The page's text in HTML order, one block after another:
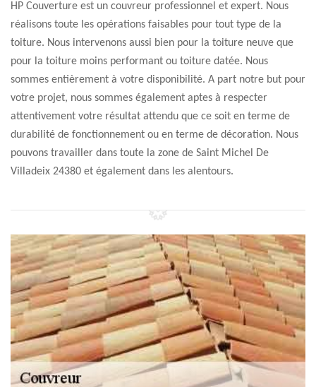
HP Couverture est un couvreur professionnel et expert. Nous
réalisons toute les opérations faisables pour tout type de la
toiture. Nous intervenons aussi bien pour la toiture neuve que
pour la toiture moins performant ou toiture datée. Nous
sommes entièrement à votre disponibilité. A part notre but pour
votre projet, nous sommes également aptes à respecter
attentivement votre résultat attendu que ce soit en terme de
durabilité de fonctionnement ou en terme de décoration. Nous
pouvons travailler dans toute la zone de Saint Michel De
Villadeix 24380 et également dans les alentours.